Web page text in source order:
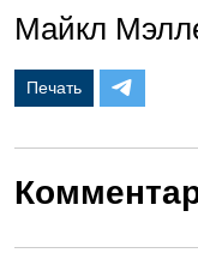
Майкл
Печать